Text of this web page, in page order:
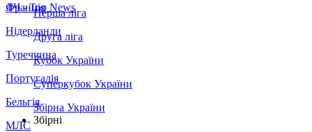
Франція
Нідерланди
Туреччина
Португалія
Бельгія
МЛС
ЛЧ - Top News
Перша ліга
Друга ліга
Кубок України
Суперкубок України
Збірна України
Збірні